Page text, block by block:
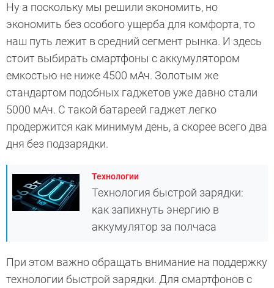
Ну а поскольку мы решили экономить, но
экономить без особого ущерба для комфорта, то
наш путь лежит в средний сегмент рынка. И здесь
стоит выбирать смартфоны с аккумулятором
емкостью не ниже 4500 мАч. Золотым же
стандартом подобных гаджетов уже давно стали
5000 мАч. С такой батареей гаджет легко
продержится как минимум день, а скорее всего два
дня без подзарядки.
Технологии
Технология быстрой зарядки:
как запихнуть энергию в
аккумулятор за полчаса
При этом важно обращать внимание на поддержку
технологии быстрой зарядки. Для смартфонов с